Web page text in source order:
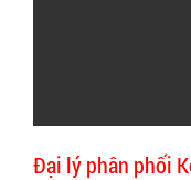
Đại lý phân phối